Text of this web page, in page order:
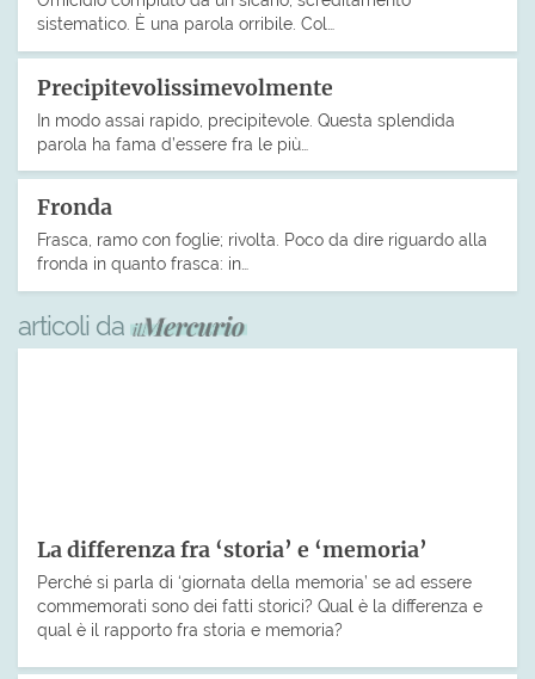
sistematico. È una parola orribile. Col…
Precipitevolissimevolmente
In modo assai rapido, precipitevole. Questa splendida
parola ha fama d’essere fra le più…
Fronda
Frasca, ramo con foglie; rivolta. Poco da dire riguardo alla
fronda in quanto frasca: in…
articoli da
La differenza fra ‘storia’ e ‘memoria’
Perché si parla di ‘giornata della memoria’ se ad essere
commemorati sono dei fatti storici? Qual è la differenza e
qual è il rapporto fra storia e memoria?